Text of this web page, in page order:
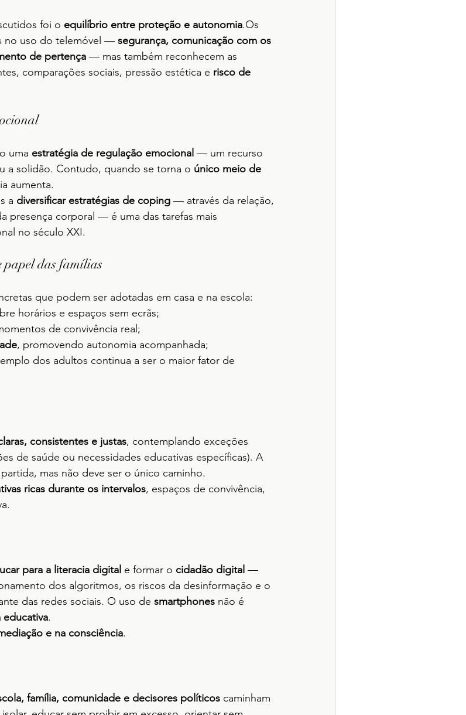
foi o equilíbrio entre proteção e autonomia.Os
no uso do telemóvel — segurança, comunicação com os
de pertença — mas também reconhecem as
comparações sociais, pressão estética e risco de
uma estratégia de regulação emocional — um recurso
a solidão. Contudo, quando se torna o único meio de
aumenta.
a diversificar estratégias de coping — através da relação,
presença corporal — é uma das tarefas mais
no século XXI.
papel das famílias
que podem ser adotadas em casa e na escola:
horários e espaços sem ecrãs;
de convivência real;
, promovendo autonomia acompanhada;
dos adultos continua a ser o maior fator de
consistentes e justas, contemplando exceções
de saúde ou necessidades educativas específicas). A
mas não deve ser o único caminho.
ricas durante os intervalos, espaços de convivência,
para a literacia digital e formar o cidadão digital —
dos algoritmos, os riscos da desinformação e o
das redes sociais. O uso de smartphones não é
.
e na consciência.
família, comunidade e decisores políticos caminham